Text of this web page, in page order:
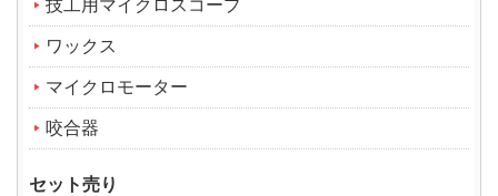
技工用マイクロスコープ
ワックス
マイクロモーター
咬合器
セット売り